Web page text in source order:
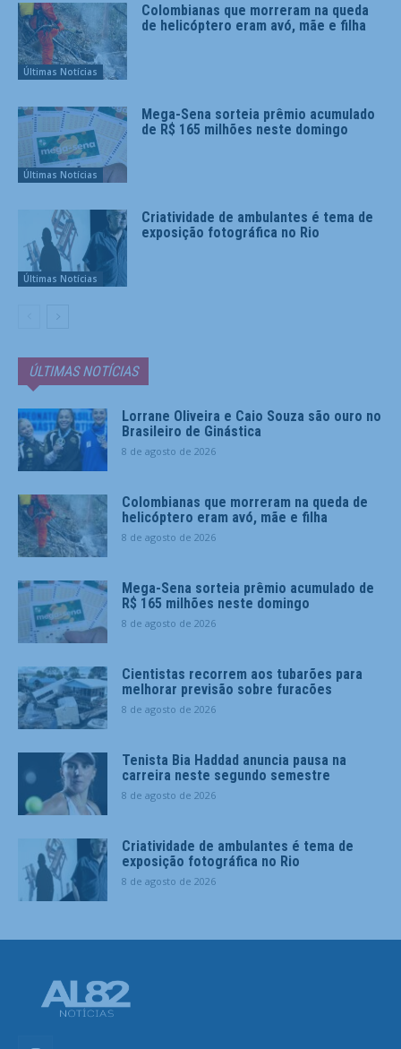
Últimas Notícias
Colombianas que morreram na queda
de helicóptero eram avó, mãe e filha
Últimas Notícias
Mega-Sena sorteia prêmio acumulado
de R$ 165 milhões neste domingo
Últimas Notícias
Criatividade de ambulantes é tema de
exposição fotográfica no Rio
ÚLTIMAS NOTÍCIAS
Lorrane Oliveira e Caio Souza são ouro no
Brasileiro de Ginástica
8 de agosto de 2026
Colombianas que morreram na queda de
helicóptero eram avó, mãe e filha
8 de agosto de 2026
Mega-Sena sorteia prêmio acumulado de
R$ 165 milhões neste domingo
8 de agosto de 2026
Cientistas recorrem aos tubarões para
melhorar previsão sobre furacões
8 de agosto de 2026
Tenista Bia Haddad anuncia pausa na
carreira neste segundo semestre
8 de agosto de 2026
Criatividade de ambulantes é tema de
exposição fotográfica no Rio
8 de agosto de 2026